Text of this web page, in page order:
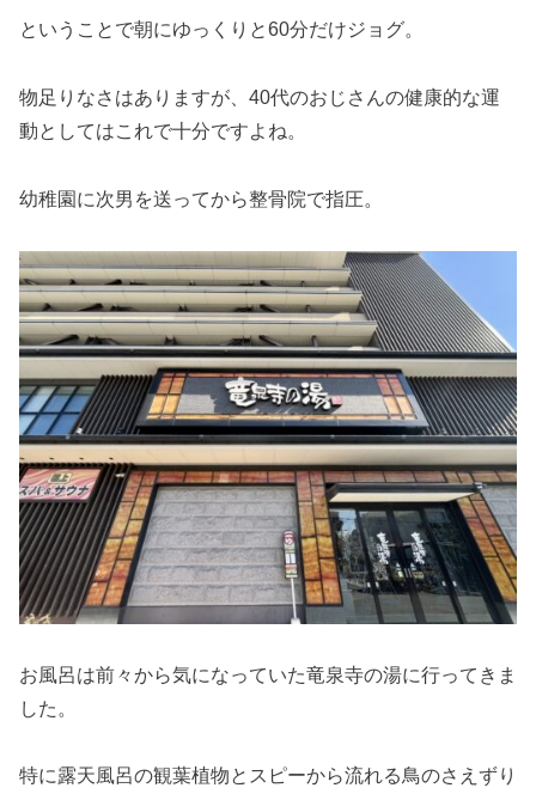
ということで朝にゆっくりと60分だけジョグ。
物足りなさはありますが、40代のおじさんの健康的な運
動としてはこれで十分ですよね。
幼稚園に次男を送ってから整骨院で指圧。
お風呂は前々から気になっていた竜泉寺の湯に行ってきま
した。
特に露天風呂の観葉植物とスピーから流れる鳥のさえずり